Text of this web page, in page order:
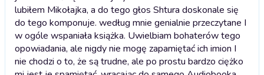
lubiłem Mikołajka, a do tego głos Shtura doskonale się
do tego komponuje. według mnie genialnie przeczytane I
w ogóle wspaniała książka. Uwielbiam bohaterów tego
opowiadania, ale nigdy nie mogę zapamiętać ich imion I
nie chodzi o to, że są trudne, ale po prostu bardzo ciężko